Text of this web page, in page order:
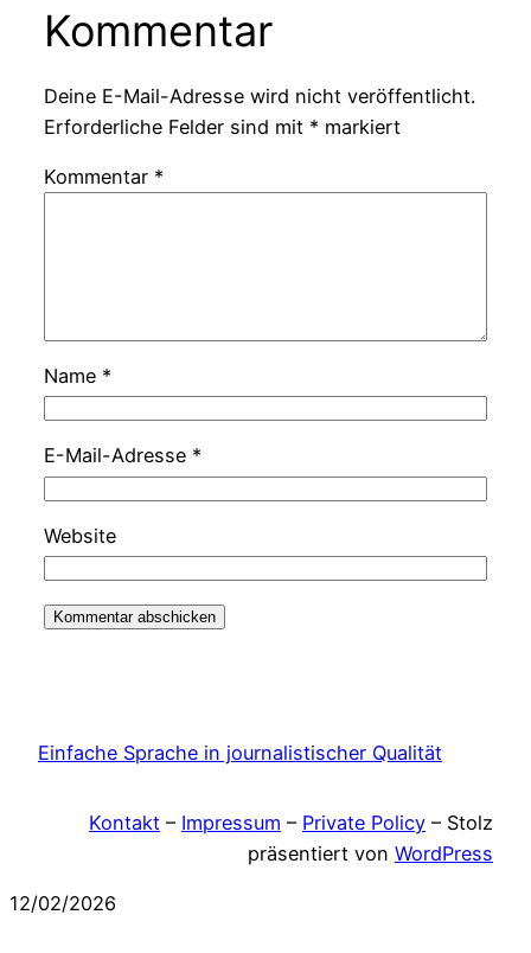
Kommentar
Deine E-Mail-Adresse wird nicht veröffentlicht.
Erforderliche Felder sind mit * markiert
Kommentar *
Name *
E-Mail-Adresse *
Website
Einfache Sprache in journalistischer Qualität
Kontakt – Impressum – Private Policy – Stolz
präsentiert von WordPress
12/02/2026